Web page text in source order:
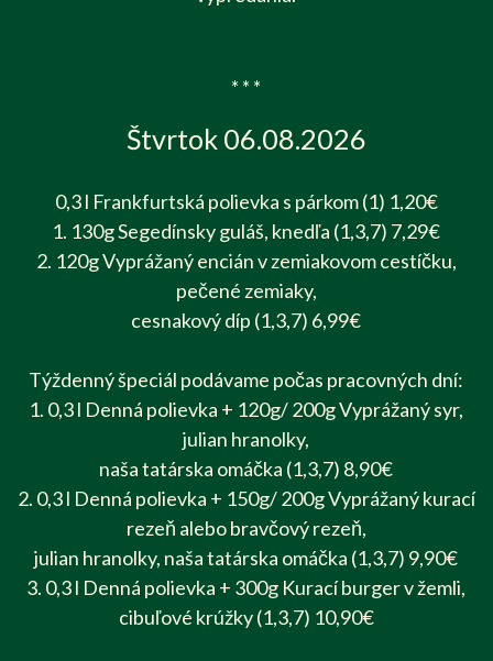
* * *
Štvrtok 06.08.2026
0,3 l Frankfurtská polievka s párkom (1) 1,20€
1. 130g Segedínsky guláš, knedľa (1,3,7) 7,29€
2. 120g Vyprážaný encián v zemiakovom cestíčku,
pečené zemiaky,
cesnakový díp (1,3,7) 6,99€
Týždenný špeciál podávame počas pracovných dní:
1. 0,3 l Denná polievka + 120g/ 200g Vyprážaný syr,
julian hranolky,
naša tatárska omáčka (1,3,7) 8,90€
2. 0,3 l Denná polievka + 150g/ 200g Vyprážaný kurací
rezeň alebo bravčový rezeň,
julian hranolky, naša tatárska omáčka (1,3,7) 9,90€
3. 0,3 l Denná polievka + 300g Kurací burger v žemli,
cibuľové krúžky (1,3,7) 10,90€